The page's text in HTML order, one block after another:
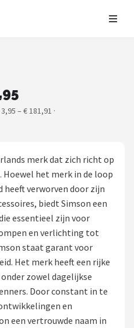
– € 181,91 ·
merk dat zich richt op
het merk in de loop
heeft verworven door zijn
biedt Simson een
essentieel zijn voor
en verlichting tot
staat garant voor
Het merk heeft een rijke
zowel dagelijkse
Door constant in te
en
een vertrouwde naam in